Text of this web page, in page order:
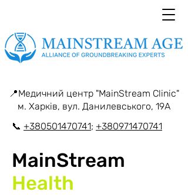
📍Медичний центр "MainStream Clinic"
м. Харків, вул. Данилевського, 19А
📞 +380501470741; +380971470741
​MainStream
Health